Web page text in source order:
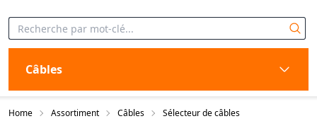
Câbles
Home Assortiment Câbles Sélecteur de câbles